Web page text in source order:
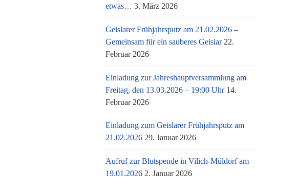
etwas… 3. März 2026
Geislarer Frühjahrsputz am 21.02.2026 –
Gemeinsam für ein sauberes Geislar 22.
Februar 2026
Einladung zur Jahreshauptversammlung am
Freitag, den 13.03.2026 – 19:00 Uhr 14.
Februar 2026
Einladung zum Geislarer Frühjahrsputz am
21.02.2026 29. Januar 2026
Aufruf zur Blutspende in Vilich-Müldorf am
19.01.2026 2. Januar 2026